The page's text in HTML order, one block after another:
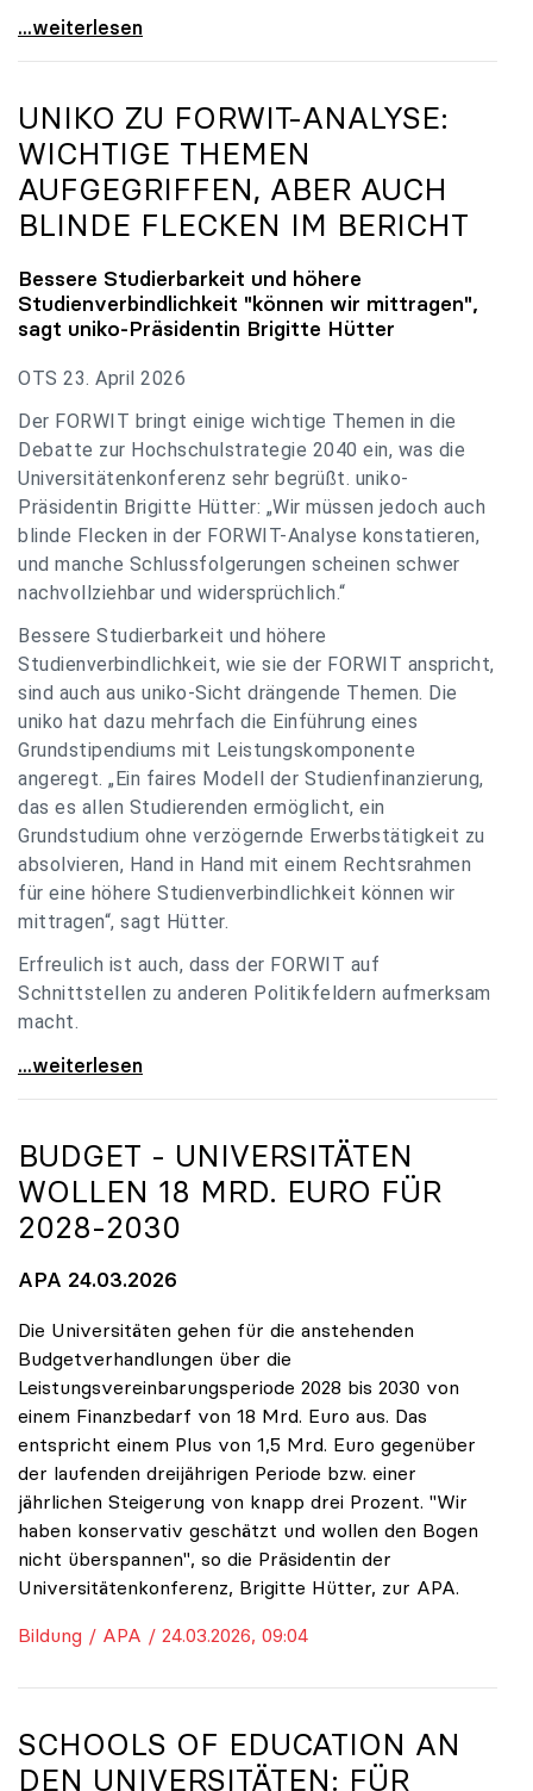
uniko zu Budgetverhandlungen: Universitäten sind
...weiterlesen
UNIKO ZU FORWIT-ANALYSE:
WICHTIGE THEMEN
AUFGEGRIFFEN, ABER AUCH
BLINDE FLECKEN IM BERICHT
Bessere Studierbarkeit und höhere
Studienverbindlichkeit "können wir mittragen",
sagt uniko-Präsidentin Brigitte Hütter
OTS 23. April 2026
Der FORWIT bringt einige wichtige Themen in die
Debatte zur Hochschulstrategie 2040 ein, was die
Universitätenkonferenz sehr begrüßt. uniko-
Präsidentin Brigitte Hütter: „Wir müssen jedoch auch
blinde Flecken in der FORWIT-Analyse konstatieren,
und manche Schlussfolgerungen scheinen schwer
nachvollziehbar und widersprüchlich.“
Bessere Studierbarkeit und höhere
Studienverbindlichkeit, wie sie der FORWIT anspricht,
sind auch aus uniko-Sicht drängende Themen. Die
uniko hat dazu mehrfach die Einführung eines
Grundstipendiums mit Leistungskomponente
angeregt. „Ein faires Modell der Studienfinanzierung,
das es allen Studierenden ermöglicht, ein
Grundstudium ohne verzögernde Erwerbstätigkeit zu
absolvieren, Hand in Hand mit einem Rechtsrahmen
für eine höhere Studienverbindlichkeit können wir
mittragen“, sagt Hütter.
Erfreulich ist auch, dass der FORWIT auf
Schnittstellen zu anderen Politikfeldern aufmerksam
macht.
uniko zu FORWIT-Analyse: Wichtige Themen
...weiterlesen
BUDGET - UNIVERSITÄTEN
WOLLEN 18 MRD. EURO FÜR
2028-2030
APA 24.03.2026
Die Universitäten gehen für die anstehenden
Budgetverhandlungen über die
Leistungsvereinbarungsperiode 2028 bis 2030 von
einem Finanzbedarf von 18 Mrd. Euro aus. Das
entspricht einem Plus von 1,5 Mrd. Euro gegenüber
der laufenden dreijährigen Periode bzw. einer
jährlichen Steigerung von knapp drei Prozent. "Wir
haben konservativ geschätzt und wollen den Bogen
nicht überspannen", so die Präsidentin der
Universitätenkonferenz, Brigitte Hütter, zur APA.
Bildung / APA / 24.03.2026, 09:04
SCHOOLS OF EDUCATION AN
DEN UNIVERSITÄTEN: FÜR